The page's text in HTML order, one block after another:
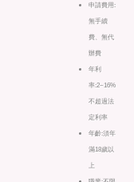
申請費用:
無手續
費、無代
辦費
年利
率:2~16%
不超過法
定利率
年齡:須年
滿18歲以
上